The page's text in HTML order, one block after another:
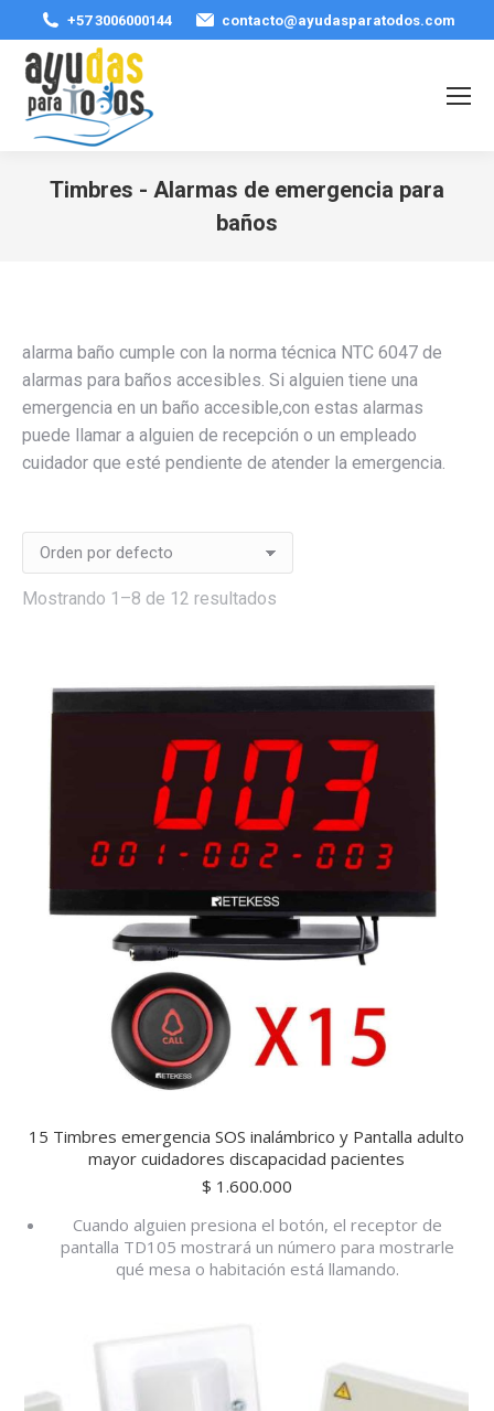
+57 3006000144 contacto@ayudasparatodos.com
Timbres - Alarmas de emergencia para
baños
alarma baño cumple con la norma técnica NTC 6047 de
alarmas para baños accesibles. Si alguien tiene una
emergencia en un baño accesible,con estas alarmas
puede llamar a alguien de recepción o un empleado
cuidador que esté pendiente de atender la emergencia.
Mostrando 1–8 de 12 resultados
15 Timbres emergencia SOS inalámbrico y Pantalla adulto
mayor cuidadores discapacidad pacientes
$ 1.600.000
Cuando alguien presiona el botón, el receptor de
pantalla TD105 mostrará un número para mostrarle
qué mesa o habitación está llamando.